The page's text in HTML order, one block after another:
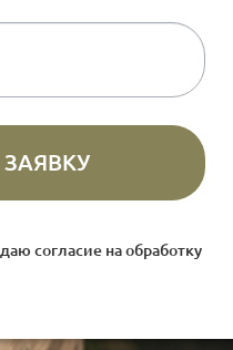
согласие наобработку